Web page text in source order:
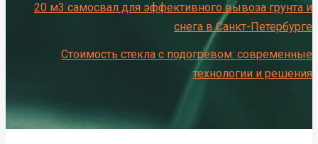
20 м3 самосвал для эффективного вывоза грунта и
снега в Санкт-Петербурге
Стоимость стекла с подогревом: современные
технологии и решения